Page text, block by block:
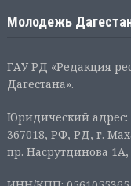
Молодежь
ГАУ РД «Редакция
Дагестана».
Юридический адрес:
367018, РФ, РД, г.
пр. Насрутдинова 1А,